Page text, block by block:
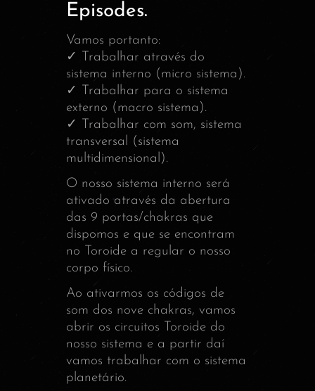
Episodes.
Vamos portanto:
✓ Trabalhar através do
sistema interno (micro sistema).
✓ Trabalhar para o sistema
externo (macro sistema).
✓ Trabalhar com som, sistema
transversal (sistema
multidimensional).
O nosso sistema interno será
ativado através da abertura
das 9 portas/chakras que
dispomos e que se encontram
no Toroide a regular o nosso
corpo físico.
Ao ativarmos os códigos de
som dos nove chakras, vamos
abrir os circuitos Toroide do
nosso sistema e a partir daí
vamos trabalhar com o sistema
planetário.